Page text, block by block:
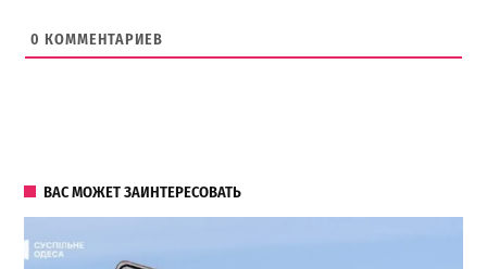
0 КОММЕНТАРИЕВ
ВАС МОЖЕТ ЗАИНТЕРЕСОВАТЬ